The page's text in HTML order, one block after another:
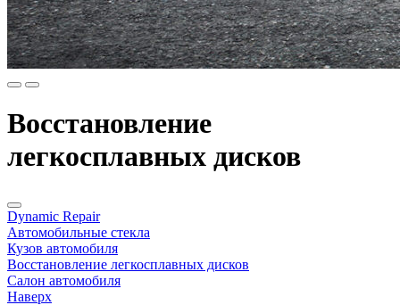
Восстановление
легкосплавных дисков
Dynamic Repair
Автомобильные стекла
Кузов автомобиля
Восстановление легкосплавных дисков
Салон автомобиля
Наверх